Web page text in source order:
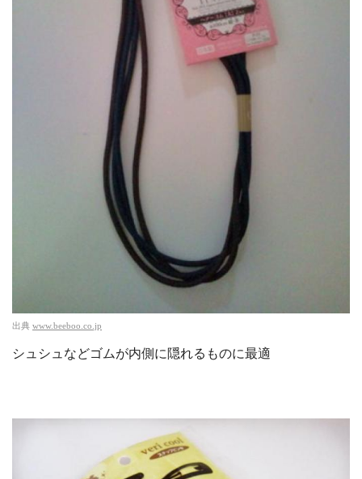
出典 www.beeboo.co.jp
シュシュなどゴムが内側に隠れるものに最適